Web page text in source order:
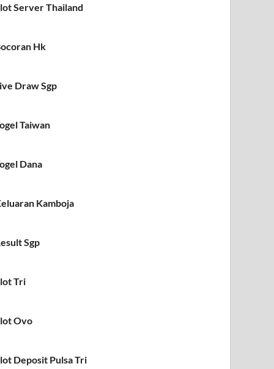
Server Thailand
Hk
Draw Sgp
Taiwan
Dana
Kamboja
Sgp
Tri
Ovo
Deposit Pulsa Tri